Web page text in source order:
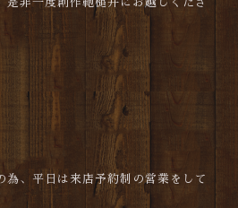
是非一度創作鞄槌井にお越しくださ
為、平日は来店予約制の営業をして